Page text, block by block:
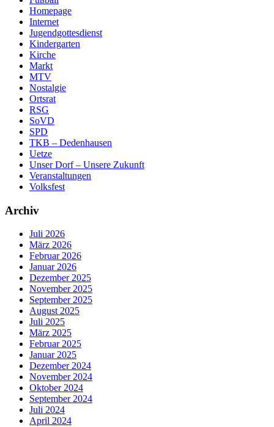
Homepage
Internet
Jugendgottesdienst
Kindergarten
Kirche
Markt
MTV
Nostalgie
Ortsrat
RSG
SoVD
SPD
TKB – Dedenhausen
Uetze
Unser Dorf – Unsere Zukunft
Veranstaltungen
Volksfest
Archiv
Juli 2026
März 2026
Februar 2026
Januar 2026
Dezember 2025
November 2025
September 2025
August 2025
Juli 2025
März 2025
Februar 2025
Januar 2025
Dezember 2024
November 2024
Oktober 2024
September 2024
Juli 2024
April 2024